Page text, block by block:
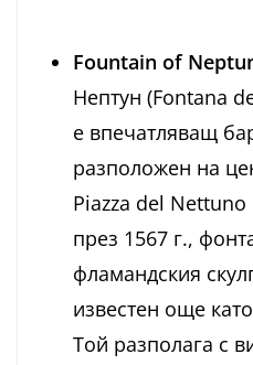
Fountain of
Нептун (Fontana
е впечатляващ
разположен на
Piazza del
през 1567 г.,
фламандския
известен още
Той разполага с